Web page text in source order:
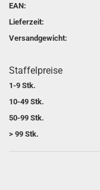
EAN:
Lieferzeit:
Versandgewicht:
Staffelpreise
1-9 Stk.
10-49 Stk.
50-99 Stk.
> 99 Stk.